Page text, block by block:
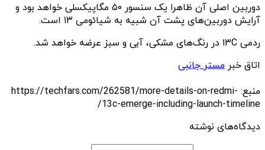
دوربین اصلی آن ظاهرا یک سنسور ۵۰ مگاپیکسلی خواهد بود و
آرایش دوربین‌های پشت آن شبیه به شیائومی ۱۳ است.
ردمی ۱۳C در رنگ‌های مشکی، آبی و سبز عرضه خواهد شد.
اتاق خبر مستر جانبی
منبع: https://techfars.com/262581/more-details-on-redmi-
13c-emerge-including-launch-timeline/
دیدگاه‌های نوشته